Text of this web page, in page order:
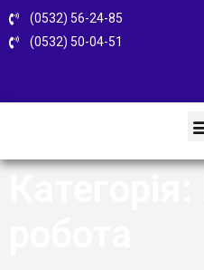
(0532) 56-24-85
(0532) 50-04-51